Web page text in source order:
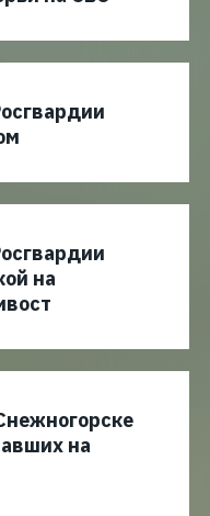
на
на